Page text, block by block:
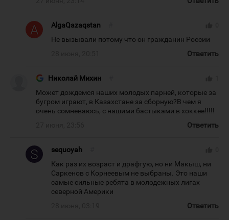
AlgaQazaqstan
Не вызывали потому что он гражданин России
Ответить
Николай Михин
Может дождемся наших молодых парней, которые за
бугром играют, в Казахстане за сборную?В чем я
очень сомневаюсь, с нашими бастыками в хоккее!!!!!
Ответить
sequoyah
Как раз их возраст и драфтую, но ни Макыш, ни
Саркенов с Корнеевым не выбраны. Это наши
самые сильные ребята в молодежных лигах
северной Америки
Ответить